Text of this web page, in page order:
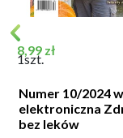
Cena
8,99 zł
1szt.
Numer 10/2024
elektroniczna
bez leków